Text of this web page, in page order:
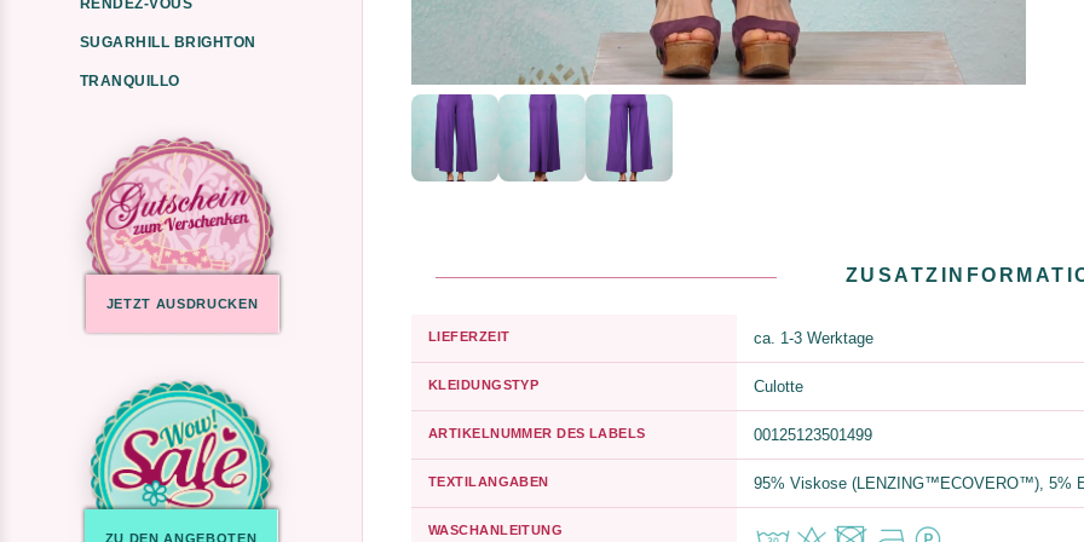
RENDEZ-VOUS
SUGARHILL BRIGHTON
TRANQUILLO
JETZT AUSDRUCKEN
ZU DEN ANGEBOTEN
LIEFERZEIT ca. 1-3 Werktage
KLEIDUNGSTYP Culotte
ARTIKELNUMMER DES LABELS 00125123501499
TEXTILANGABEN 95% Viskose (LENZING™ECOVERO™), 5%
WASCHANLEITUNG